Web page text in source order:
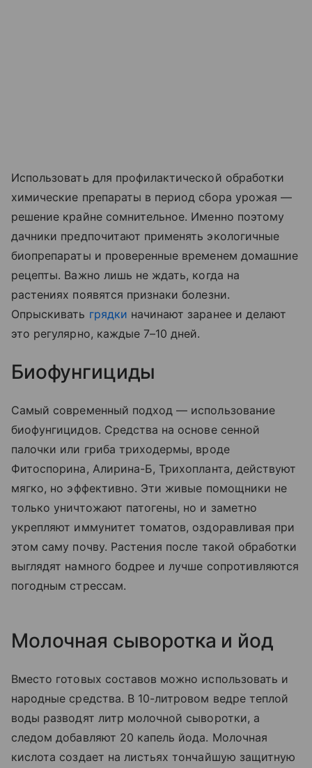
Использовать для профилактической обработки
химические препараты в период сбора урожая —
решение крайне сомнительное. Именно поэтому
дачники предпочитают применять экологичные
биопрепараты и проверенные временем домашние
рецепты. Важно лишь не ждать, когда на
растениях появятся признаки болезни.
Опрыскивать грядки начинают заранее и делают
это регулярно, каждые 7–10 дней.
Биофунгициды
Самый современный подход — использование
биофунгицидов. Средства на основе сенной
палочки или гриба триходермы, вроде
Фитоспорина, Алирина-Б, Трихопланта, действуют
мягко, но эффективно. Эти живые помощники не
только уничтожают патогены, но и заметно
укрепляют иммунитет томатов, оздоравливая при
этом саму почву. Растения после такой обработки
выглядят намного бодрее и лучше сопротивляются
погодным стрессам.
Молочная сыворотка и йод
Вместо готовых составов можно использовать и
народные средства. В 10-литровом ведре теплой
воды разводят литр молочной сыворотки, а
следом добавляют 20 капель йода. Молочная
кислота создает на листьях тончайшую защитную